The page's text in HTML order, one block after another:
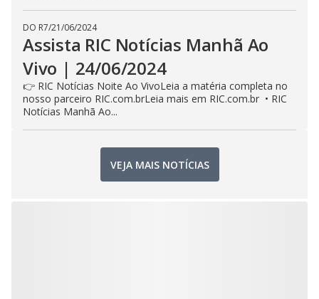
DO R7/21/06/2024
Assista RIC Notícias Manhã Ao
Vivo | 24/06/2024
👉 RIC Notícias Noite Ao VivoLeia a matéria completa no
nosso parceiro RIC.com.brLeia mais em RIC.com.br • RIC
Notícias Manhã Ao...
VEJA MAIS NOTÍCIAS